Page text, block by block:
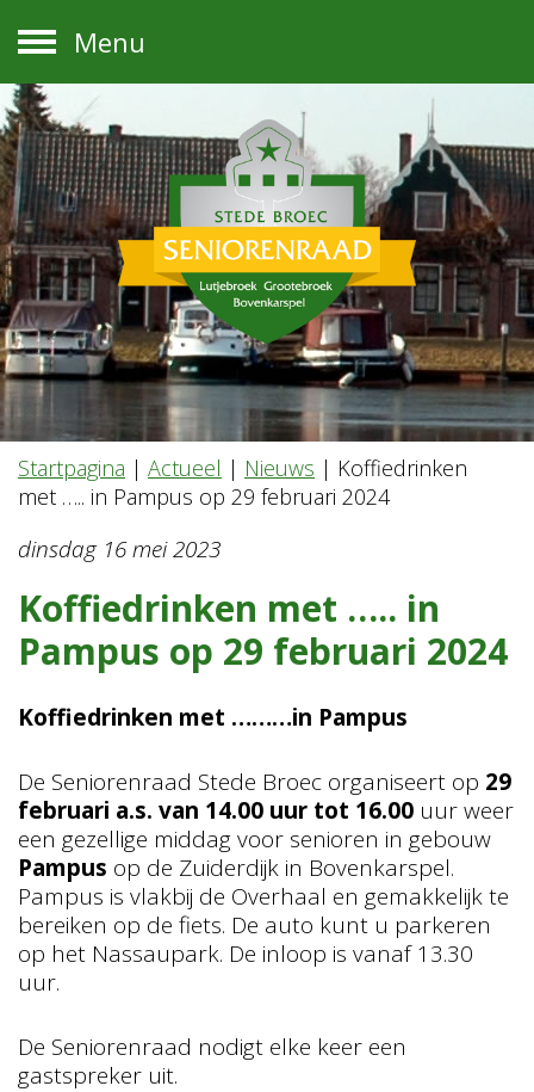
Menu
Startpagina | Actueel | Nieuws | Koffiedrinken
met ….. in Pampus op 29 februari 2024
dinsdag 16 mei 2023
Koffiedrinken met ….. in
Pampus op 29 februari 2024
Koffiedrinken met ………in Pampus
De Seniorenraad Stede Broec organiseert op 29
februari a.s. van 14.00 uur tot 16.00 uur weer
een gezellige middag voor senioren in gebouw
Pampus op de Zuiderdijk in Bovenkarspel.
Pampus is vlakbij de Overhaal en gemakkelijk te
bereiken op de fiets. De auto kunt u parkeren
op het Nassaupark. De inloop is vanaf 13.30
uur.
De Seniorenraad nodigt elke keer een
gastspreker uit.